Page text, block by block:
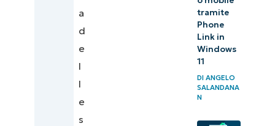
a
d
e
l
l
e
s
tramite
Phone
Link in
Windows
11
DIANGELO
SALANDANA
N